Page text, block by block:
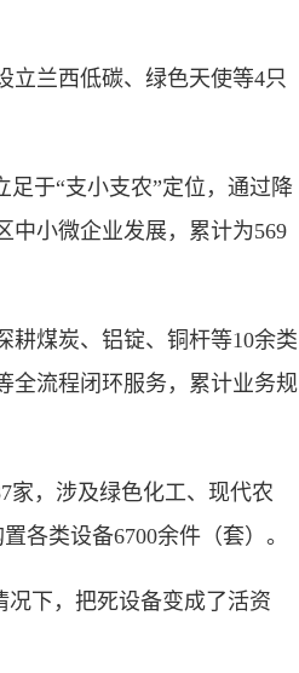
兰西低碳、绿色天使等4只
于“支小支农”定位，通过降
中小微企业发展，累计为569
煤炭、铝锭、铜杆等10余类
全流程闭环服务，累计业务规
，涉及绿色化工、现代农
各类设备6700余件（套）。
下，把死设备变成了活资